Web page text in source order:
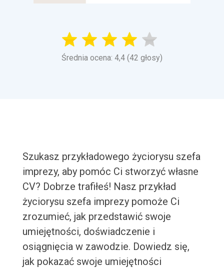
Średnia ocena: 4,4 (42 głosy)
Szukasz przykładowego życiorysu szefa
imprezy, aby pomóc Ci stworzyć własne
CV? Dobrze trafiłeś! Nasz przykład
życiorysu szefa imprezy pomoże Ci
zrozumieć, jak przedstawić swoje
umiejętności, doświadczenie i
osiągnięcia w zawodzie. Dowiedz się,
jak pokazać swoje umiejętności